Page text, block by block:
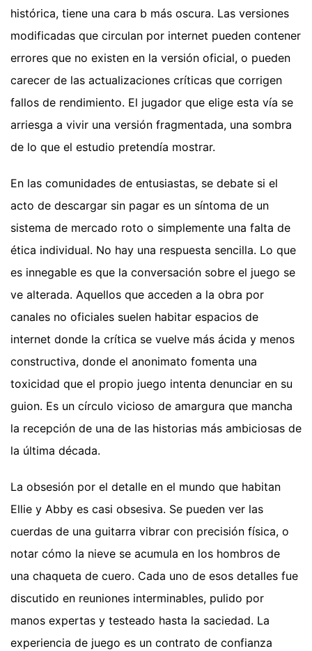
histórica, tiene una cara b más oscura. Las versiones
modificadas que circulan por internet pueden contener
errores que no existen en la versión oficial, o pueden
carecer de las actualizaciones críticas que corrigen
fallos de rendimiento. El jugador que elige esta vía se
arriesga a vivir una versión fragmentada, una sombra
de lo que el estudio pretendía mostrar.
En las comunidades de entusiastas, se debate si el
acto de descargar sin pagar es un síntoma de un
sistema de mercado roto o simplemente una falta de
ética individual. No hay una respuesta sencilla. Lo que
es innegable es que la conversación sobre el juego se
ve alterada. Aquellos que acceden a la obra por
canales no oficiales suelen habitar espacios de
internet donde la crítica se vuelve más ácida y menos
constructiva, donde el anonimato fomenta una
toxicidad que el propio juego intenta denunciar en su
guion. Es un círculo vicioso de amargura que mancha
la recepción de una de las historias más ambiciosas de
la última década.
La obsesión por el detalle en el mundo que habitan
Ellie y Abby es casi obsesiva. Se pueden ver las
cuerdas de una guitarra vibrar con precisión física, o
notar cómo la nieve se acumula en los hombros de
una chaqueta de cuero. Cada uno de esos detalles fue
discutido en reuniones interminables, pulido por
manos expertas y testeado hasta la saciedad. La
experiencia de juego es un contrato de confianza